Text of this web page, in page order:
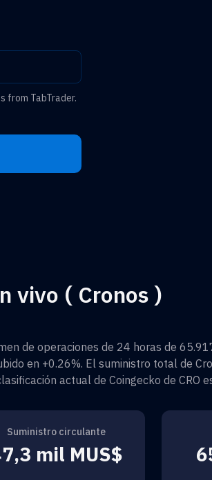
from TabTrader.
vivo ( Cronos )
de operaciones de 24 horas de
en +0.26%. El suministro total de
actual de Coingecko de CRO
Suministro circulante
mil MUS$